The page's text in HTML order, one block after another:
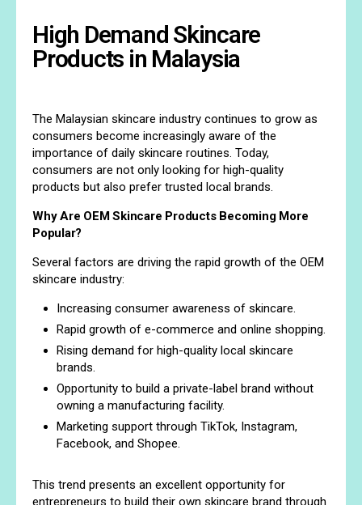
High Demand Skincare
Products in Malaysia
The Malaysian skincare industry continues to grow as
consumers become increasingly aware of the
importance of daily skincare routines. Today,
consumers are not only looking for high-quality
products but also prefer trusted local brands.
Why Are OEM Skincare Products Becoming More
Popular?
Several factors are driving the rapid growth of the OEM
skincare industry:
Increasing consumer awareness of skincare.
Rapid growth of e-commerce and online shopping.
Rising demand for high-quality local skincare
brands.
Opportunity to build a private-label brand without
owning a manufacturing facility.
Marketing support through TikTok, Instagram,
Facebook, and Shopee.
This trend presents an excellent opportunity for
entrepreneurs to build their own skincare brand through